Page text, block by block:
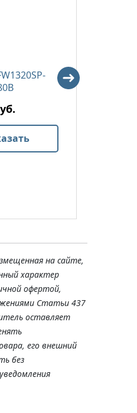
на сайте,
характер
офертой,
Статьи 437
оставляет
его внешний
без